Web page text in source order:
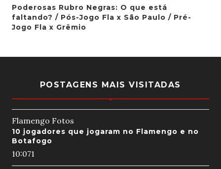
Poderosas Rubro Negras: O que está
faltando? / Pós-Jogo Fla x São Paulo / Pré-
Jogo Fla x Grêmio
POSTAGENS MAIS VISITADAS
Flamengo Fotos
10 jogadores que jogaram no Flamengo e no
Botafogo
10:071